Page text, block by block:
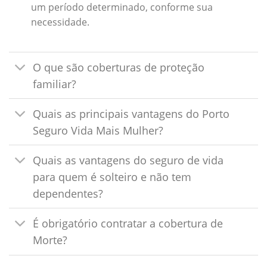
um período determinado, conforme sua
necessidade.
O que são coberturas de proteção
familiar?
Quais as principais vantagens do Porto
Seguro Vida Mais Mulher?
Quais as vantagens do seguro de vida
para quem é solteiro e não tem
dependentes?
É obrigatório contratar a cobertura de
Morte?